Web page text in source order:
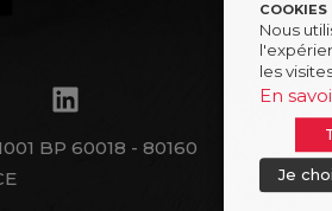
BP 60018 - 80160
COOKIES
Nous
les
En
Je